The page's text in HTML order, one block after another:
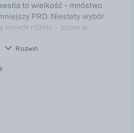
to wielkość - mnóstwo
PRO. Niestety wybór
innych różnic - zoom w
wystarcza na 2 dni - co
czytelniejsze, klawiatura
ekran. Nie ma
do kieszeni. Po kilku
i8, który wydawał się
maluteńki, aż się nie chce go
idziemy w stronę
Rozwiń